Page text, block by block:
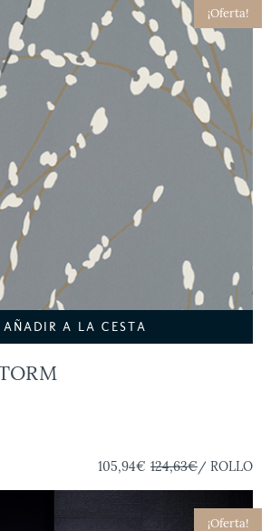
¡Oferta!
A LA CESTA
105,94€ 124,63€/ ROLLO
¡Oferta!